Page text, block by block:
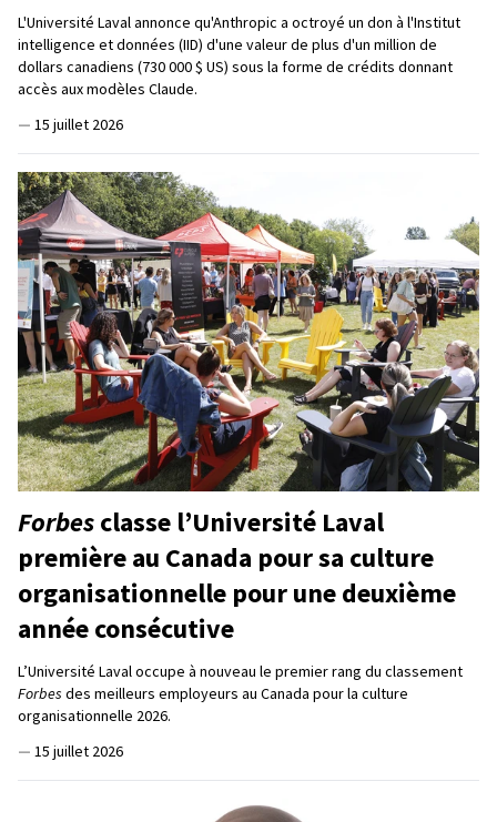
L'Université Laval annonce qu'Anthropic a octroyé un don à l'Institut
intelligence et données (IID) d'une valeur de plus d'un million de
dollars canadiens (730 000 $ US) sous la forme de crédits donnant
accès aux modèles Claude.
— 15 juillet 2026
Forbesclasse l’Université Laval
première au Canada pour sa culture
organisationnelle pour une deuxième
année consécutive
L’Université Laval occupe à nouveau le premier rang du classement
Forbes des meilleurs employeurs au Canada pour la culture
organisationnelle 2026.
— 15 juillet 2026